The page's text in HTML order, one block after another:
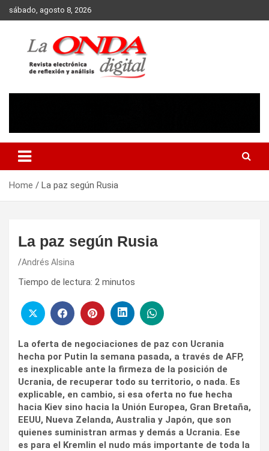
Skip
to
sábado, agosto 8, 2026
Home La paz según Rusia
La paz según Rusia
Andrés Alsina
Tiempo de lectura: 2 minutos
La oferta de negociaciones de paz con Ucrania
hecha por Putin la semana pasada, a través de AFP,
es inexplicable ante la firmeza de la posición de
Ucrania, de recuperar todo su territorio, o nada. Es
explicable, en cambio, si esa oferta no fue hecha
hacia Kiev sino hacia la Unión Europea, Gran Bretaña,
EEUU, Nueva Zelanda, Australia y Japón, que son
quienes suministran armas y demás a Ucrania. Ese
es para el Kremlin el nudo más importante de toda la